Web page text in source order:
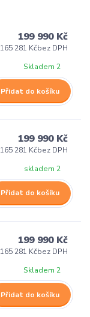
199 990 Kč
165 281 Kčbez DPH
Skladem 2
Přidat do košíku
199 990 Kč
165 281 Kčbez DPH
skladem 2
Přidat do košíku
199 990 Kč
165 281 Kčbez DPH
Skladem 2
Přidat do košíku